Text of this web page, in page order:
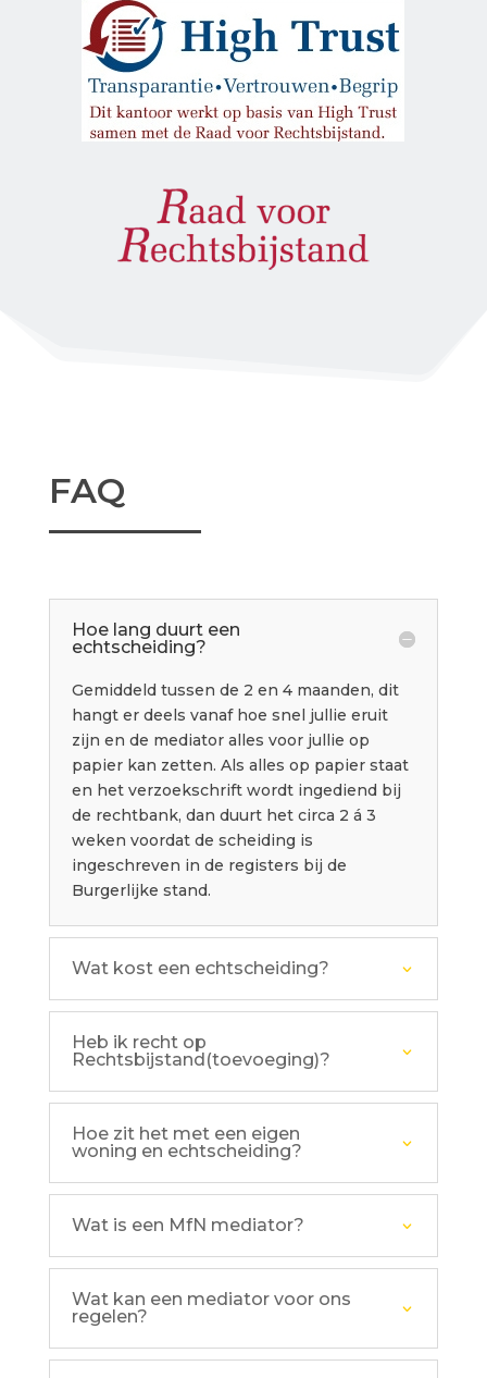
FAQ
Hoe lang duurt een
echtscheiding?
Gemiddeld tussen de 2 en 4 maanden, dit
hangt er deels vanaf hoe snel jullie eruit
zijn en de mediator alles voor jullie op
papier kan zetten. Als alles op papier staat
en het verzoekschrift wordt ingediend bij
de rechtbank, dan duurt het circa 2 á 3
weken voordat de scheiding is
ingeschreven in de registers bij de
Burgerlijke stand.
Wat kost een echtscheiding?
Heb ik recht op
Rechtsbijstand(toevoeging)?
Hoe zit het met een eigen
woning en echtscheiding?
Wat is een MfN mediator?
Wat kan een mediator voor ons
regelen?